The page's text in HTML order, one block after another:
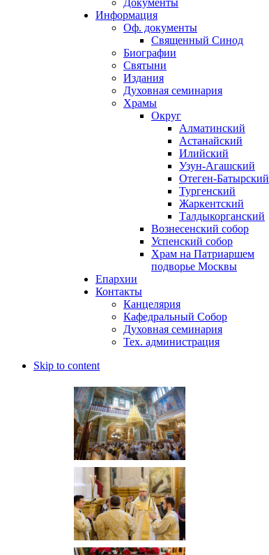
Информация
Оф. документы
Священный Синод
Биографии
Святыни
Издания
Духовная семинария
Храмы
Округ
Алматинский
Астанайский
Илийский
Узун-Агашский
Отеген-Батырский
Тургенский
Жаркентский
Талдыкорганский
Вознесенский собор
Успенский собор
Храм на Патриаршем
подворье Москвы
Епархии
Контакты
Канцелярия
Кафедральный Собор
Духовная семинария
Тех. администрация
Skip to content